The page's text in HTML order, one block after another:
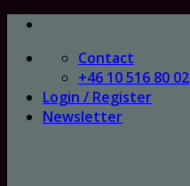
Skip
content
Contact
+46 10 516 80 02
Login / Register
Newsletter